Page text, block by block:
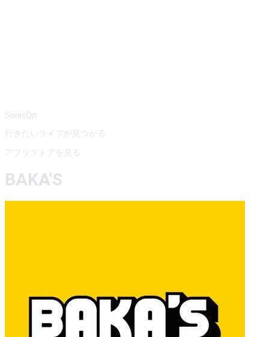
SonicOn
行きたいライブが見つかる
アプリストアを見る
BAKA'S